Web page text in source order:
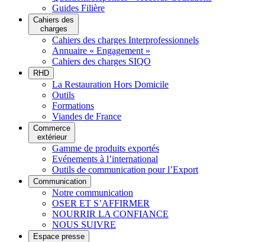
Guides Filière
Cahiers des
charges
Cahiers des charges Interprofessionnels
Annuaire « Engagement »
Cahiers des charges SIQO
RHD
La Restauration Hors Domicile
Outils
Formations
Viandes de France
Commerce
extérieur
Gamme de produits exportés
Evénements à l’international
Outils de communication pour l’Export
Communication
Notre communication
OSER ET S’AFFIRMER
NOURRIR LA CONFIANCE
NOUS SUIVRE
Espace presse